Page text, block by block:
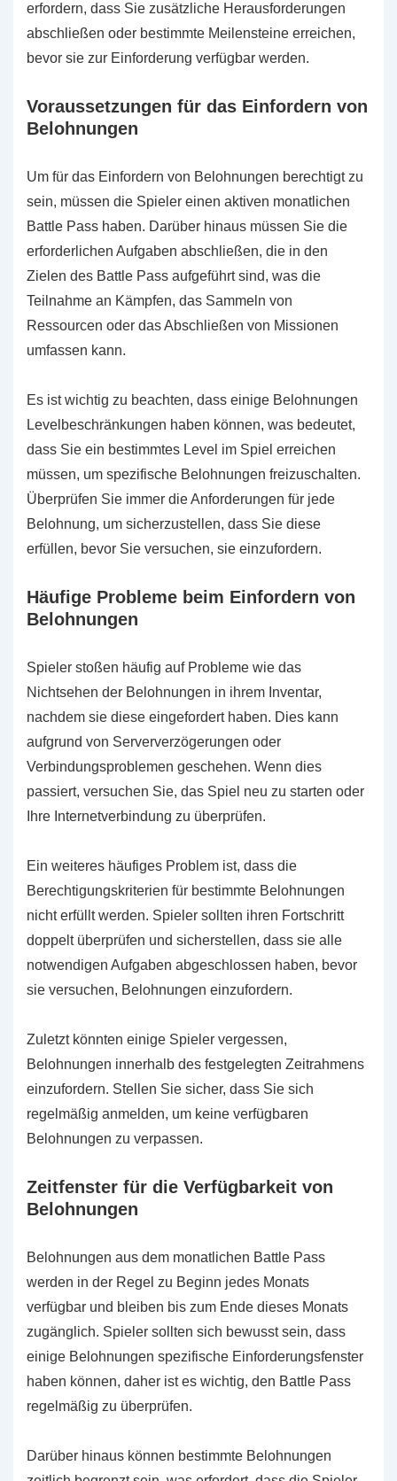
erfordern, dass Sie zusätzliche Herausforderungen
abschließen oder bestimmte Meilensteine erreichen,
bevor sie zur Einforderung verfügbar werden.
Voraussetzungen für das Einfordern von
Belohnungen
Um für das Einfordern von Belohnungen berechtigt zu
sein, müssen die Spieler einen aktiven monatlichen
Battle Pass haben. Darüber hinaus müssen Sie die
erforderlichen Aufgaben abschließen, die in den
Zielen des Battle Pass aufgeführt sind, was die
Teilnahme an Kämpfen, das Sammeln von
Ressourcen oder das Abschließen von Missionen
umfassen kann.
Es ist wichtig zu beachten, dass einige Belohnungen
Levelbeschränkungen haben können, was bedeutet,
dass Sie ein bestimmtes Level im Spiel erreichen
müssen, um spezifische Belohnungen freizuschalten.
Überprüfen Sie immer die Anforderungen für jede
Belohnung, um sicherzustellen, dass Sie diese
erfüllen, bevor Sie versuchen, sie einzufordern.
Häufige Probleme beim Einfordern von
Belohnungen
Spieler stoßen häufig auf Probleme wie das
Nichtsehen der Belohnungen in ihrem Inventar,
nachdem sie diese eingefordert haben. Dies kann
aufgrund von Serververzögerungen oder
Verbindungsproblemen geschehen. Wenn dies
passiert, versuchen Sie, das Spiel neu zu starten oder
Ihre Internetverbindung zu überprüfen.
Ein weiteres häufiges Problem ist, dass die
Berechtigungskriterien für bestimmte Belohnungen
nicht erfüllt werden. Spieler sollten ihren Fortschritt
doppelt überprüfen und sicherstellen, dass sie alle
notwendigen Aufgaben abgeschlossen haben, bevor
sie versuchen, Belohnungen einzufordern.
Zuletzt könnten einige Spieler vergessen,
Belohnungen innerhalb des festgelegten Zeitrahmens
einzufordern. Stellen Sie sicher, dass Sie sich
regelmäßig anmelden, um keine verfügbaren
Belohnungen zu verpassen.
Zeitfenster für die Verfügbarkeit von
Belohnungen
Belohnungen aus dem monatlichen Battle Pass
werden in der Regel zu Beginn jedes Monats
verfügbar und bleiben bis zum Ende dieses Monats
zugänglich. Spieler sollten sich bewusst sein, dass
einige Belohnungen spezifische Einforderungsfenster
haben können, daher ist es wichtig, den Battle Pass
regelmäßig zu überprüfen.
Darüber hinaus können bestimmte Belohnungen